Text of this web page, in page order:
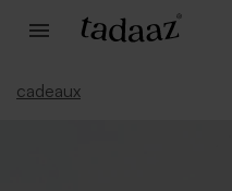
cadeaux